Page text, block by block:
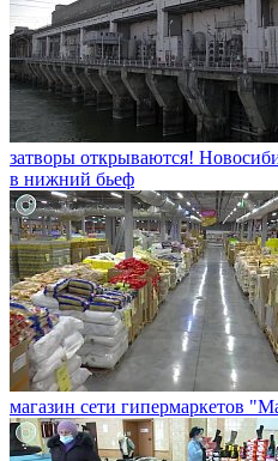
затворы открываются!
в нижний бьеф
магазин сети гипермаркетов